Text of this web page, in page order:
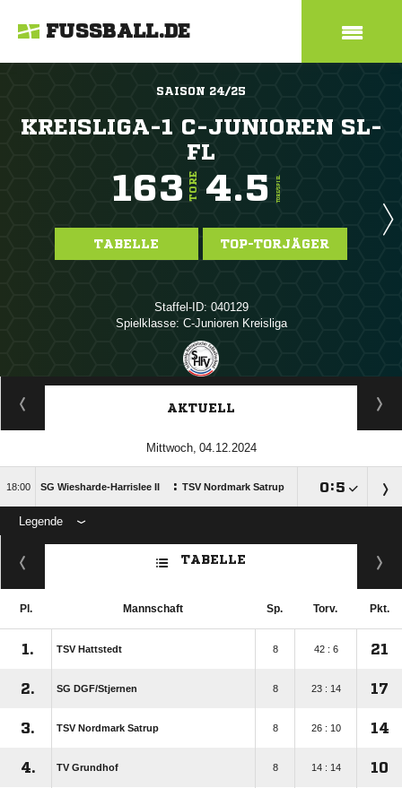
FUSSBALL.DE
SAISON 24/25
KREISLIGA-1 C-JUNIOREN SL-
FL
163 TORE 4.5 TORE/SPIEL
TABELLE TOP-TORJÄGER
Staffel-ID: 040129
Spielklasse: C-Junioren Kreisliga
ANZEIGE
AKTUELL
 
 SG Wiesharde-Harrislee II : TSV Nordmark Satrup :
Legende
ANZEIGE
TABELLE
Pl. Mannschaft Sp. Torv. Pkt.
1. TSV Hattstedt 8 42 : 6 21
2. SG DGF/​Stjernen 8 23 : 14 17
3. TSV Nordmark Satrup 8 26 : 10 14
4. TV Grundhof 8 14 : 14 10